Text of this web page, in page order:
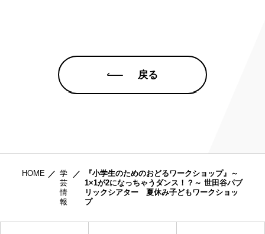
戻る
HOME
学
芸
情
報
『小学生のためのおどるワークショップ』～
1×1が2になっちゃうダンス！？～ 世田谷パブ
リックシアター 夏休み子どもワークショッ
プ